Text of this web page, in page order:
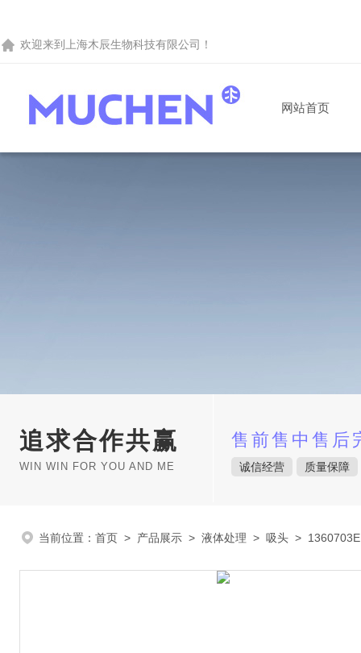
欢迎来到 上海木辰生物科技有限公司 ！
网站首页
追求合作共赢
WIN WIN FOR YOU AND ME
售前售中售后
诚信经营 质量保障
当前位置： 首页 > 产品展示 > 液体处理 > 吸头 >